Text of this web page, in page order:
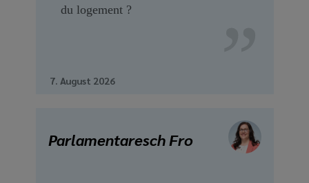
du logement ?
7. August 2026
Parlamentaresch Fro